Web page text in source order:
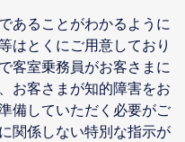
あることがわかるように
はとくにご用意しており
客室乗務員がお客さまに
お客さまが知的障害をお
備していただく必要がご
関係しない特別な指示が